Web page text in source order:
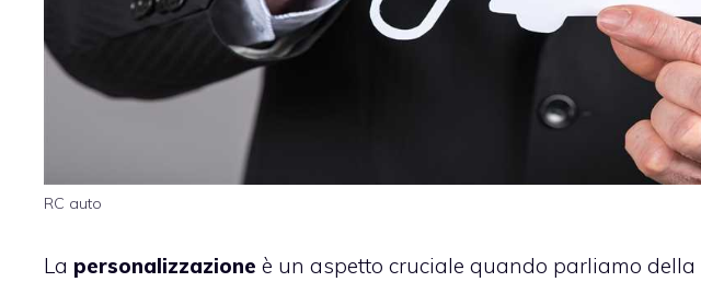
RC auto
La personalizzazione è un aspetto cruciale quando parliamo della